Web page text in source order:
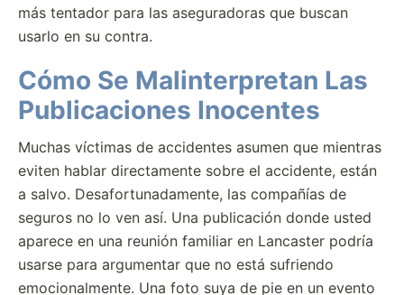
más tentador para las aseguradoras que buscan
usarlo en su contra.
Cómo Se Malinterpretan Las
Publicaciones Inocentes
Muchas víctimas de accidentes asumen que mientras
eviten hablar directamente sobre el accidente, están
a salvo. Desafortunadamente, las compañías de
seguros no lo ven así. Una publicación donde usted
aparece en una reunión familiar en Lancaster podría
usarse para argumentar que no está sufriendo
emocionalmente. Una foto suya de pie en un evento